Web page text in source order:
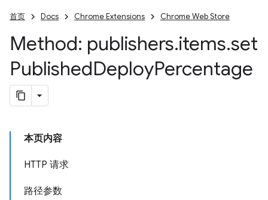
首页 Docs Chrome Extensions Chrome Web Store
Method: publishers.items.set
PublishedDeployPercentage
本页内容
HTTP 请求
路径参数